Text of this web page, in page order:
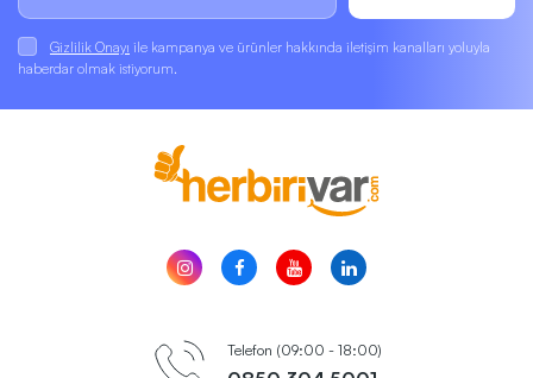
Gizlilik Onayı ile kampanya ve ürünler hakkında iletişim kanalları yoluyla
haberdar olmak istiyorum.
Telefon (09:00 - 18:00)